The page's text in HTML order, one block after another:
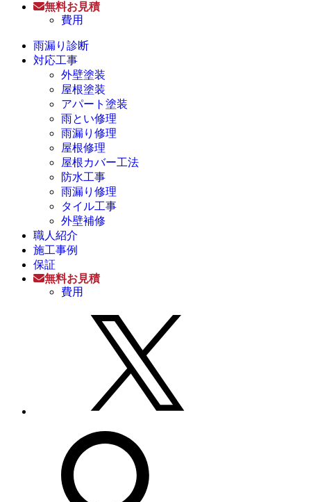
無料お見積
費用
雨漏り診断
対応工事
外壁塗装
屋根塗装
アパート塗装
雨とい修理
雨漏り修理
屋根修理
屋根カバー工法
防水工事
雨漏り修理
タイル工事
外壁補修
職人紹介
施工事例
保証
無料お見積
費用